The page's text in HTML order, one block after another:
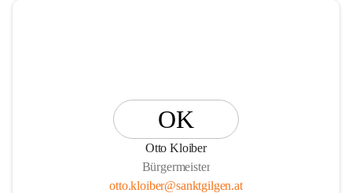
OK
Otto Kloiber
Bürgermeister
otto.kloiber@sanktgilgen.at